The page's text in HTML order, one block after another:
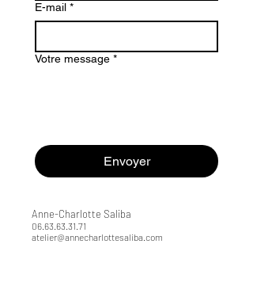
E-mail *
Votre message *
Envoyer
Anne-Charlotte Saliba
06.63.63.31.71
atelier@annecharlottesaliba.com